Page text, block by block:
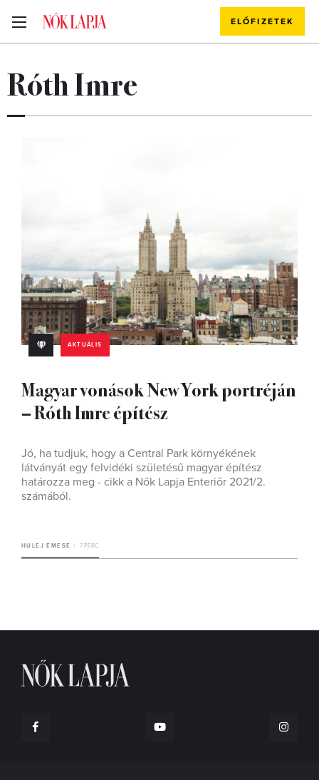
ELŐFIZETEK
Róth Imre
AKTUÁLIS
Magyar vonások New York portréján
– Róth Imre építész
Jó, ha tudjuk, hogy a Central Park környékének
látványát egy felvidéki születésű magyar építész
határozza meg - cikk a Nők Lapja Enteriőr 2021/2.
számából.
HULEJ EMESE 7 PERC